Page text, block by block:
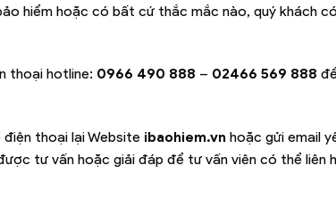
hiểm hoặc có bất cứ thắc mắc nào, quý khách
thoại hotline: 0966 490 888 – 02466 569 888
điện thoại lại Website ibaohiem.vn hoặc gửi email
tư vấn hoặc giải đáp để tư vấn viên có thể liên